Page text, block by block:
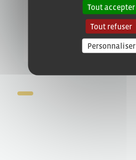
Hôtel Ibis Budget
Publiée le 11/03/2023
Tout accepter
Tout refuser
Personnaliser